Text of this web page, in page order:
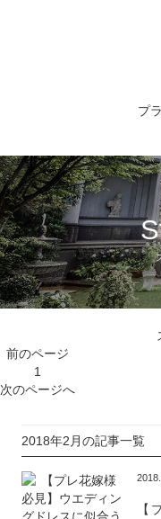
プ
2018年2月の記事一覧
【
前のページ
1
次のページへ